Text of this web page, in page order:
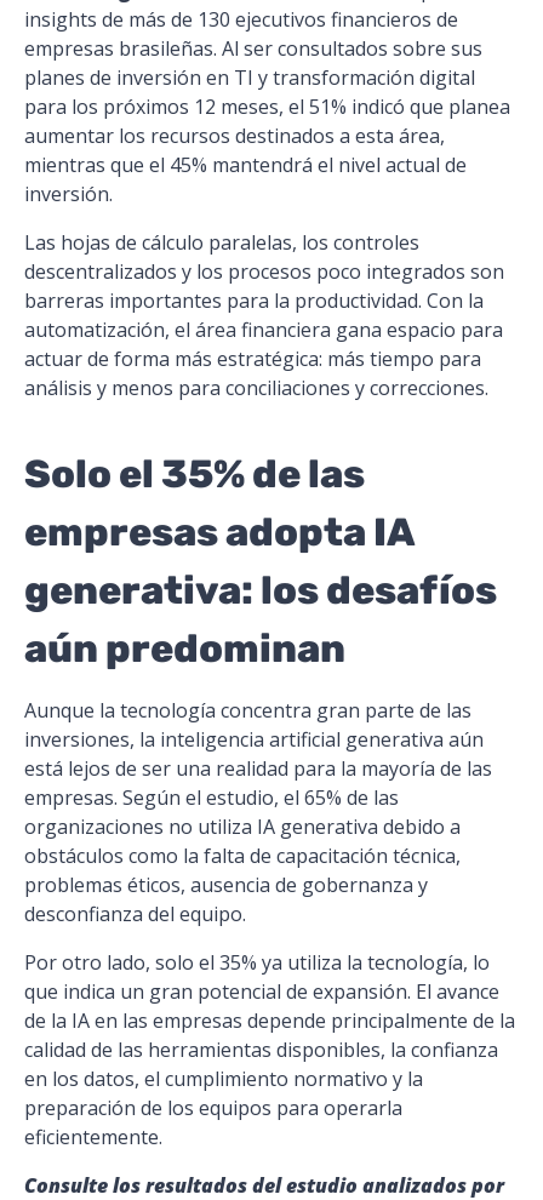
insights de más de 130 ejecutivos financieros de
empresas brasileñas. Al ser consultados sobre sus
planes de inversión en TI y transformación digital
para los próximos 12 meses, el 51% indicó que planea
aumentar los recursos destinados a esta área,
mientras que el 45% mantendrá el nivel actual de
inversión.
Las hojas de cálculo paralelas, los controles
descentralizados y los procesos poco integrados son
barreras importantes para la productividad. Con la
automatización, el área financiera gana espacio para
actuar de forma más estratégica: más tiempo para
análisis y menos para conciliaciones y correcciones.
Solo el 35% de las
empresas adopta IA
generativa: los desafíos
aún predominan
Aunque la tecnología concentra gran parte de las
inversiones, la inteligencia artificial generativa aún
está lejos de ser una realidad para la mayoría de las
empresas. Según el estudio, el 65% de las
organizaciones no utiliza IA generativa debido a
obstáculos como la falta de capacitación técnica,
problemas éticos, ausencia de gobernanza y
desconfianza del equipo.
Por otro lado, solo el 35% ya utiliza la tecnología, lo
que indica un gran potencial de expansión. El avance
de la IA en las empresas depende principalmente de la
calidad de las herramientas disponibles, la confianza
en los datos, el cumplimiento normativo y la
preparación de los equipos para operarla
eficientemente.
Consulte los resultados del estudio analizados por